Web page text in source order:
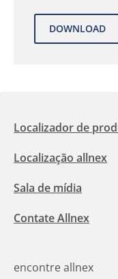
Localizador de
Localização allnex
Sala de mídia
Contate Allnex
encontre allnex